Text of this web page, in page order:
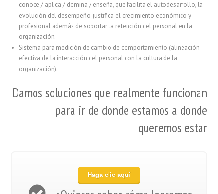
conoce / aplica / domina / enseña, que facilita el autodesarrollo, la
evolución del desempeño, justifica el crecimiento económico y
profesional además de soportar la retención del personal en la
organización.
Sistema para medición de cambio de comportamiento (alineación
efectiva de la interacción del personal con la cultura de la
organización).
Damos soluciones que realmente funcionan
para ir de donde estamos a donde
queremos estar
Haga clic aquí